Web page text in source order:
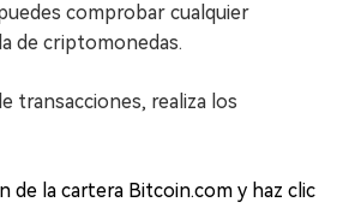
comprobar cualquier
de criptomonedas.
transacciones, realiza los
de la cartera Bitcoin.com y haz clic